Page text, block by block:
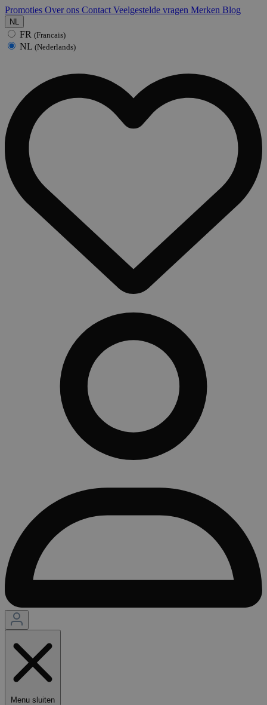
Promoties Over ons Contact Veelgestelde vragen Merken Blog
NL
FR (Francais)
NL (Nederlands)
Menu sluiten